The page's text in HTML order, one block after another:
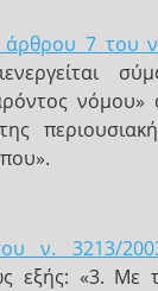
7 του
νόμου»
ν. 3213/
εξής: «3. Με